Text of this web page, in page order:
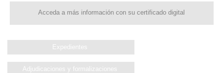
Acceda a más información con su certificado digital
Expedientes
Adjudicaciones y formalizaciones